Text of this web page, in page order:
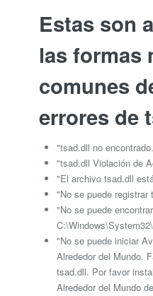
Estas son
las formas
comunes
errores de
"tsad.dll no
"tsad.dll Violación de
"El archivo tsad.dll
"No se puede registrar
"No se puede encontrar
"No se puede iniciar
Alrededor del Mundo.
tsad.dll. Por favor
Alrededor del Mundo